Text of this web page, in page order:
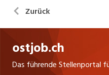
Zurück
ostjob.ch
Das führende Stellenportal